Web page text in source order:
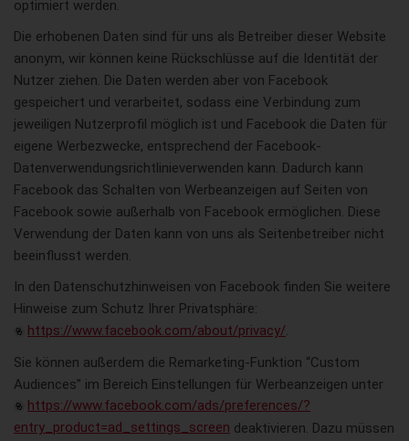
optimiert werden.
Die erhobenen Daten sind für uns als Betreiber dieser Website
anonym, wir können keine Rückschlüsse auf die Identität der
Nutzer ziehen. Die Daten werden aber von Facebook
gespeichert und verarbeitet, sodass eine Verbindung zum
jeweiligen Nutzerprofil möglich ist und Facebook die Daten für
eigene Werbezwecke, entsprechend der Facebook-
Datenverwendungsrichtlinieverwenden kann. Dadurch kann
Facebook das Schalten von Werbeanzeigen auf Seiten von
Facebook sowie außerhalb von Facebook ermöglichen. Diese
Verwendung der Daten kann von uns als Seitenbetreiber nicht
beeinflusst werden.
In den Datenschutzhinweisen von Facebook finden Sie weitere
Hinweise zum Schutz Ihrer Privatsphäre:
https://www.facebook.com/about/privacy/.
Sie können außerdem die Remarketing-Funktion “Custom
Audiences” im Bereich Einstellungen für Werbeanzeigen unter
https://www.facebook.com/ads/preferences/?
entry_product=ad_settings_screen deaktivieren. Dazu müssen